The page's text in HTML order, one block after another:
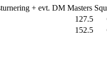
+ evt. DM Masters
127.5
152.5